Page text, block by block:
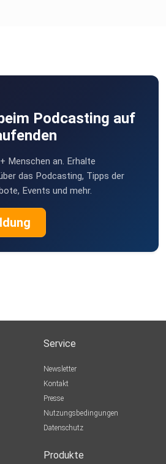
Podcasting auf
Menschen an. Erhalte
das Podcasting, Tipps der
Events und mehr.
Service
Newsletter
Kontakt
Presse
Nutzungsbedingungen
Datenschutz
Produkte